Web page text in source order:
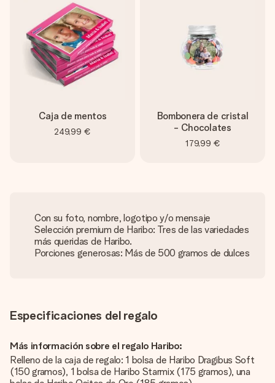
Caja de mentos
249,99 €
Bombonera de cristal
- Chocolates
179,99 €
Con su foto, nombre, logotipo y/o mensaje
Selección premium de Haribo: Tres de las variedades
más queridas de Haribo.
Porciones generosas: Más de 500 gramos de dulces
Especificaciones del regalo
Más información sobre el regalo Haribo:
Relleno de la caja de regalo: 1 bolsa de Haribo Dragibus Soft
(150 gramos), 1 bolsa de Haribo Starmix (175 gramos), una